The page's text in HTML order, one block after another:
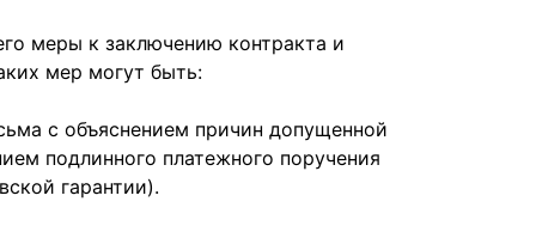
меры к заключению контракта и
мер могут быть:
с объяснением причин допущенной
подлинного платежного поручения
гарантии).